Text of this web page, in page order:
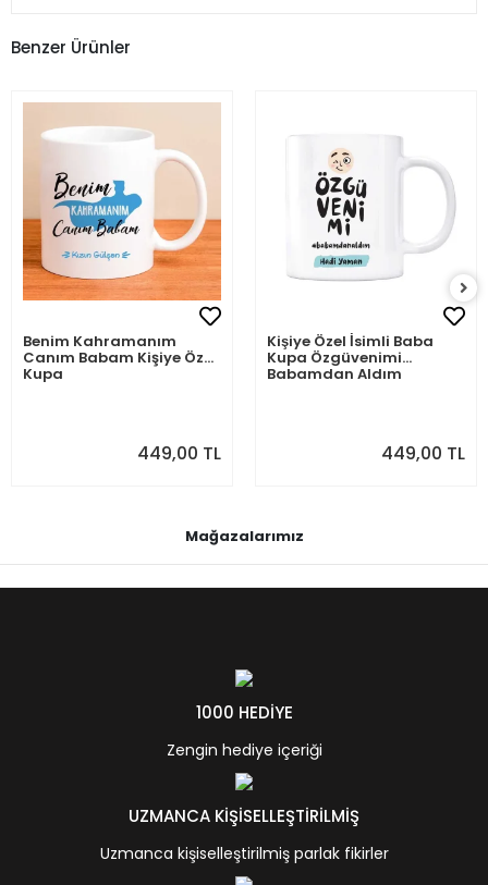
Benzer Ürünler
Benim Kahramanım
Canım Babam Kişiye Özel
Kupa
449,00 TL
Kişiye Özel İsimli Baba
Kupa Özgüvenimi
Babamdan Aldım
449,00 TL
Mağazalarımız
1000 HEDİYE
Zengin hediye içeriği
UZMANCA KİŞİSELLEŞTİRİLMİŞ
Uzmanca kişiselleştirilmiş parlak fikirler